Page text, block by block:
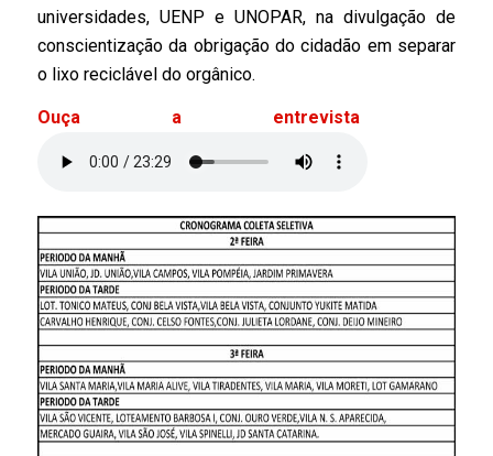
universidades, UENP e UNOPAR, na divulgação de
conscientização da obrigação do cidadão em separar
o lixo reciclável do orgânico.
Ouça a entrevista